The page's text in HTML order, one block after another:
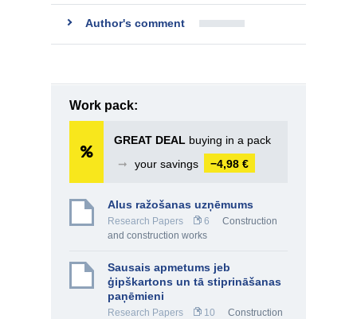
Author's comment
Work pack:
GREAT DEAL buying in a pack
➞
your savings −4,98 €
Alus ražošanas uzņēmums
Research Papers 6
Construction
and construction works
Sausais apmetums jeb
ģipškartons un tā stiprināšanas
paņēmieni
Research Papers 10
Construction